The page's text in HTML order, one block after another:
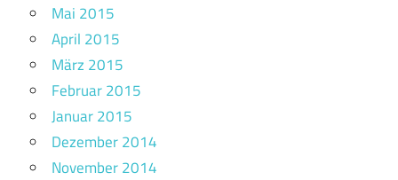
Mai 2015
April 2015
März 2015
Februar 2015
Januar 2015
Dezember 2014
November 2014